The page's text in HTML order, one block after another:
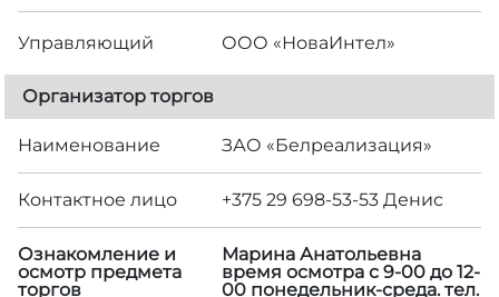
Управляющий ООО «НоваИнтел»
Организатор торгов
Наименование ЗАО «Белреализация»
Контактное лицо +375 29 698-53-53 Денис
Ознакомление и
осмотр предмета
торгов
Марина Анатольевна
время осмотра с 9-00 до 12-
00 понедельник-среда. тел.